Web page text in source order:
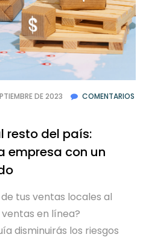
DE 2023
COMENTARIOS
resto del país:
empresa con un
tus ventas locales al
en línea?
disminuirás los riesgos